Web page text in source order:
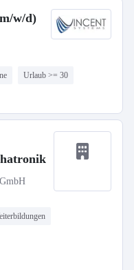
w/d)
Urlaub >= 30